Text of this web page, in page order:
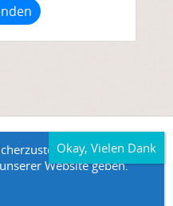
Ferienwohnungen Prizba
Danca
dass wir
Website geben.